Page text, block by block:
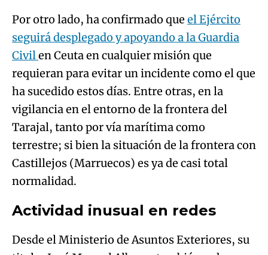
Por otro lado, ha confirmado que el Ejército
seguirá desplegado y apoyando a la Guardia
Civilen Ceuta en cualquier misión que
requieran para evitar un incidente como el que
ha sucedido estos días. Entre otras, en la
vigilancia en el entorno de la frontera del
Tarajal, tanto por vía marítima como
terrestre; si bien la situación de la frontera con
Castillejos (Marruecos) es ya de casi total
normalidad.
Actividad inusual en redes
Desde el Ministerio de Asuntos Exteriores, su